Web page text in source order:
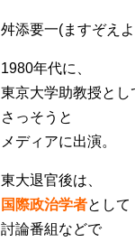
舛添要一(ますぞえ
1980年代に、
東京大学助教授とし
さっそうと
メディアに出演。
東大退官後は、
国際政治学者として
討論番組などで